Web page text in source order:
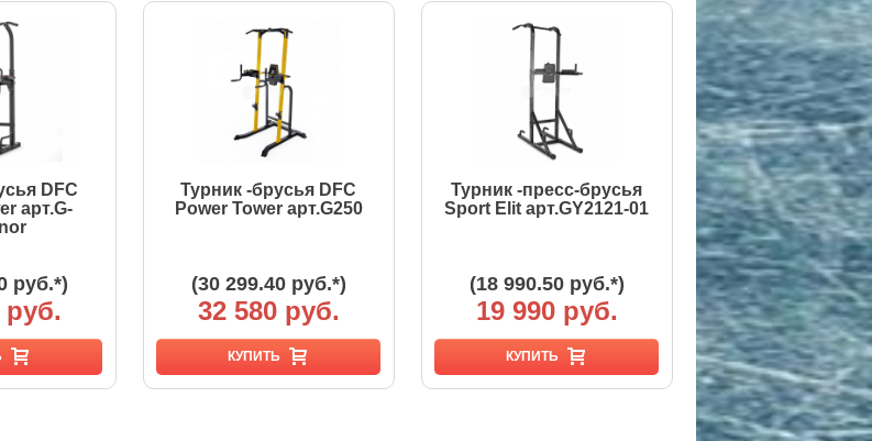
DFC
арт.G-
руб.*)
руб.
Турник -брусья DFC
Power Tower арт.G250
(30 299.40 руб.*)
32 580 руб.
КУПИТЬ
Турник -пресс-брусья
Sport Elit арт.GY2121-01
(18 990.50 руб.*)
19 990 руб.
КУПИТЬ